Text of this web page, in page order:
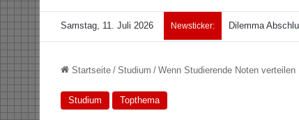
Samstag, 11. Juli 2026 Newsticker: Dilemma
Startseite / Studium / Wenn Studierende Noten verteilen
Studium Topthema